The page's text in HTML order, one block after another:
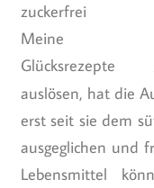
auslösen, hat die
erst seit sie dem
ausgeglichen und
Lebensmittel